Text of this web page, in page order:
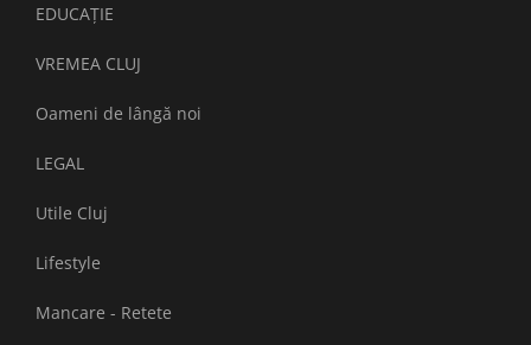
EDUCAȚIE
VREMEA CLUJ
Oameni de lângă noi
LEGAL
Utile Cluj
Lifestyle
Mancare - Retete